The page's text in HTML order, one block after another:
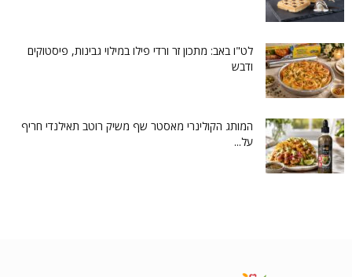
לט"ו באב: מתכון זר ורדי פילו במילוי גבינות, פיסטוקים
ודבש
המותג הקולינרי מאסטר שף משיק רוטב תאילנדי חריף
על...